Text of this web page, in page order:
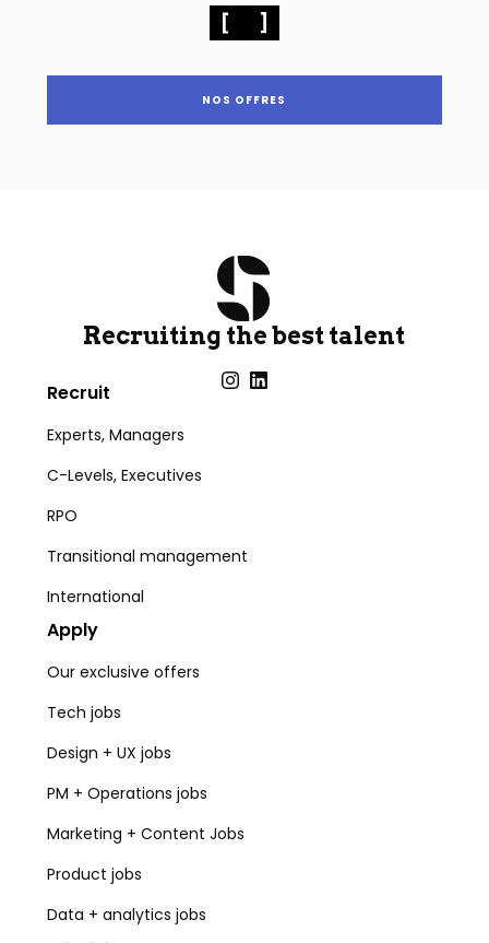
NOS OFFRES
Recruiting the best talent
Recruit
Experts, Managers
C-Levels, Executives
RPO
Transitional management
International
Apply
Our exclusive offers
Tech jobs
Design + UX jobs
PM + Operations jobs
Marketing + Content Jobs
Product jobs
Data + analytics jobs